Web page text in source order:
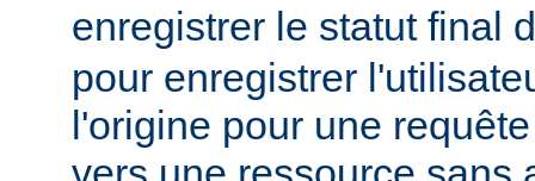
enregistrer le statut final
pour enregistrer
l'origine pour une